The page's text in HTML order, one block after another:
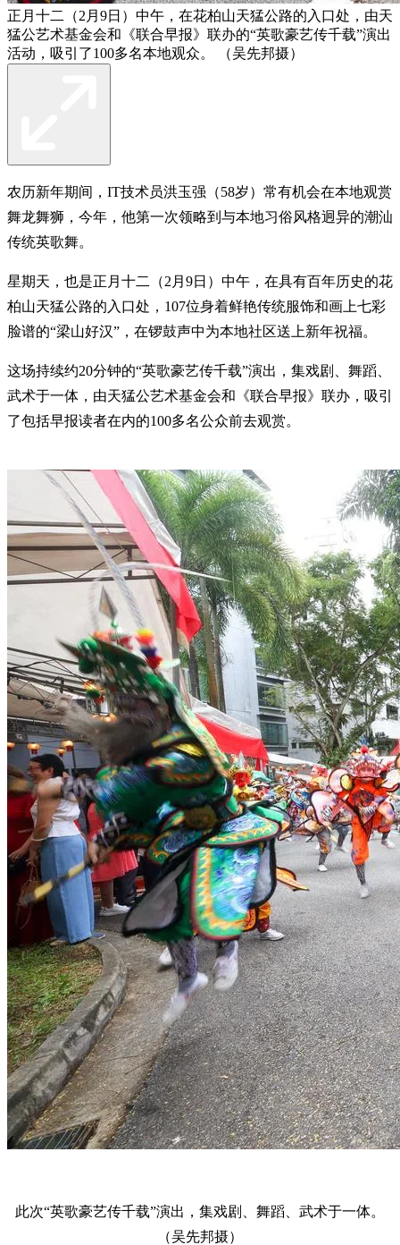
正月十二（2月9日）中午，在花柏山天猛公路的入口处，由天
猛公艺术基金会和《联合早报》联办的“英歌豪艺传千载”演出
活动，吸引了100多名本地观众。 （吴先邦摄）
农历新年期间，IT技术员洪玉强（58岁）常有机会在本地观赏
舞龙舞狮，今年，他第一次领略到与本地习俗风格迥异的潮汕
传统英歌舞。
星期天，也是正月十二（2月9日）中午，在具有百年历史的花
柏山天猛公路的入口处，107位身着鲜艳传统服饰和画上七彩
脸谱的“梁山好汉”，在锣鼓声中为本地社区送上新年祝福。
这场持续约20分钟的“英歌豪艺传千载”演出，集戏剧、舞蹈、
武术于一体，由天猛公艺术基金会和《联合早报》联办，吸引
了包括早报读者在内的100多名公众前去观赏。
此次“英歌豪艺传千载”演出，集戏剧、舞蹈、武术于一体。
（吴先邦摄）